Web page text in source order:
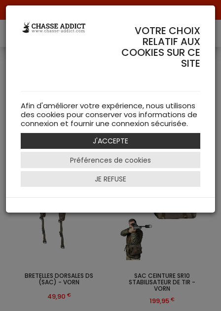
NEW
Filtrer
SAC CEINTURE SR10
STABILISATEUR DE TIR -
VORN
199,95 €
BRETELLES DORSALES DS
(SAC) - VORN
49,90 €
VOTRE CHOIX
RELATIF AUX
COOKIES SUR CE
SITE
Afin d'améliorer votre expérience, nous utilisons
des cookies pour conserver vos informations de
connexion et fournir une connexion sécurisée.
J'ACCEPTE
Préférences de cookies
JE REFUSE